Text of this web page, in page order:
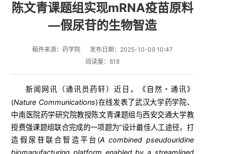
陈文青课题组实现mRNA疫苗原料
—假尿苷的生物智造
稿件来源：药学院
发布日期：2025-10-09 10:47
阅读量： 818
新闻网讯（通讯员药轩）近日，《自然・通讯》
(Nature Communications)在线发表了武汉大学药学院、
中南医院药学研究院教授陈文青课题组与西安交通大学教
授费强课题组联合完成的一项题为“设计最佳人工途径，打
造假尿苷联合智造平台(A combined pseudouridine